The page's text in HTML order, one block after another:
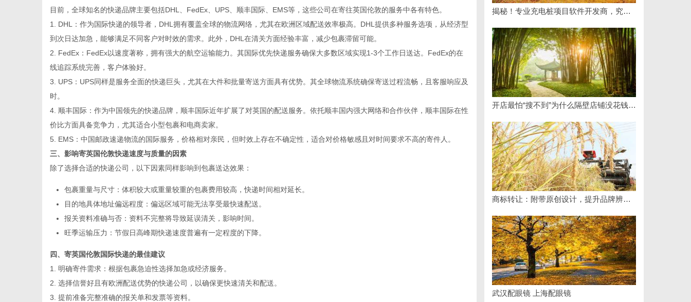
目前，全球知名的快递品牌主要包括DHL、FedEx、UPS、顺丰国际、EMS等，这些公司在寄往英国伦敦的服务中各有特色。
1. DHL：作为国际快递的领导者，DHL拥有覆盖全球的物流网络，尤其在欧洲区域配送效率极高。DHL提供多种服务选项，从经济型
到次日达加急，能够满足不同客户对时效的需求。此外，DHL在清关方面经验丰富，减少包裹滞留可能。
2. FedEx：FedEx以速度著称，拥有强大的航空运输能力。其国际优先快递服务确保大多数区域实现1-3个工作日送达。FedEx的在
线追踪系统完善，客户体验好。
3. UPS：UPS同样是服务全面的快递巨头，尤其在大件和批量寄送方面具有优势。其全球物流系统确保寄送过程流畅，且客服响应及
时。
4. 顺丰国际：作为中国领先的快递品牌，顺丰国际近年扩展了对英国的配送服务。依托顺丰国内强大网络和合作伙伴，顺丰国际在性
价比方面具备竞争力，尤其适合小型包裹和电商卖家。
5. EMS：中国邮政速递物流的国际服务，价格相对亲民，但时效上存在不确定性，适合对价格敏感且对时间要求不高的寄件人。
三、影响寄英国伦敦快递速度与质量的因素
除了选择合适的快递公司，以下因素同样影响到包裹送达效果：
包裹重量与尺寸：体积较大或重量较重的包裹费用较高，快递时间相对延长。
目的地具体地址偏远程度：偏远区域可能无法享受最快速配送。
报关资料准确与否：资料不完整将导致延误清关，影响时间。
旺季运输压力：节假日高峰期快递速度普遍有一定程度的下降。
四、寄英国伦敦国际快递的最佳建议
1. 明确寄件需求：根据包裹急迫性选择加急或经济服务。
2. 选择信誉好且有欧洲配送优势的快递公司，以确保更快速清关和配送。
3. 提前准备完整准确的报关单和发票等资料。
揭秘！专业充电桩项目软件开发商，究竟藏着哪些行业秘诀？
开店最怕“搜不到”为什么隔壁店铺没花钱，ai却天天给他免费派单？
商标转让：附带原创设计，提升品牌辨识度
武汉配眼镜 上海配眼镜